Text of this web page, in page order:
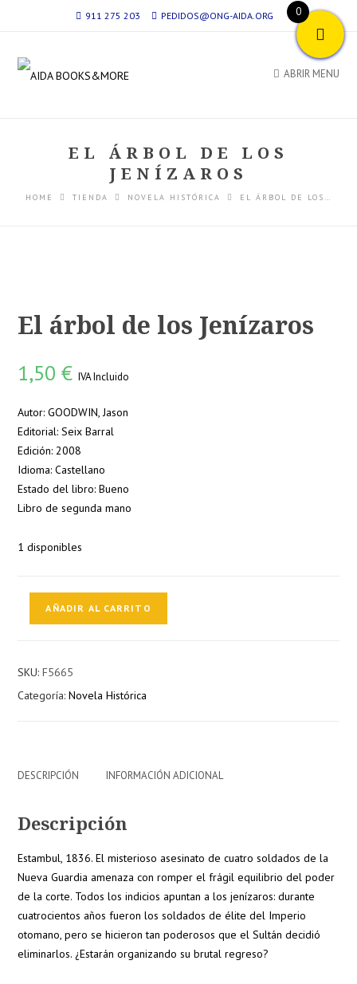
911 275 203 PEDIDOS@ONG-AIDA.ORG
ABRIR MENU
EL ÁRBOL DE LOS
JENÍZAROS
HOME TIENDA NOVELA HISTÓRICA EL ÁRBOL DE LOS…
El árbol de los Jenízaros
1,50€ IVA Incluido
Autor: GOODWIN, Jason
Editorial: Seix Barral
Edición: 2008
Idioma: Castellano
Estado del libro: Bueno
Libro de segunda mano
1 disponibles
Jenízaros
cantidad
AÑADIR AL CARRITO
SKU:F5665
Categoría:Novela Histórica
DESCRIPCIÓN INFORMACIÓN ADICIONAL
Descripción
Estambul, 1836. El misterioso asesinato de cuatro soldados de la
Nueva Guardia amenaza con romper el frágil equilibrio del poder
de la corte. Todos los indicios apuntan a los jenízaros: durante
cuatrocientos años fueron los soldados de élite del Imperio
otomano, pero se hicieron tan poderosos que el Sultán decidió
eliminarlos. ¿Estarán organizando su brutal regreso?
0